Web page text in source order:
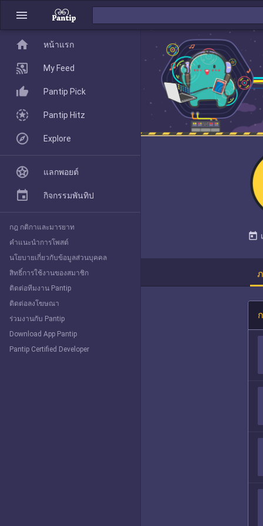
menu
today
home
Pantip Pick
Explore
home หน้าแรก
My Feed
Pantip Pick
Pantip Hitz
Explore
แลกพอยต์
กิจกรรมพันทิป
กฎ กติกาและมารยาท
คำแนะนำการโพสต์
นโยบายเกี่ยวกับข้อมูลส่วนบุคคล
สิทธิ์การใช้งานของสมาชิก
ติดต่อทีมงาน Pantip
ติดต่อลงโฆษณา
ร่วมงานกับ Pantip
Download App Pantip
Pantip Certified Developer